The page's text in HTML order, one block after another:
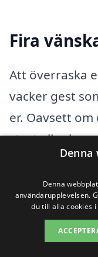
Fira
Att överraska
vacker gest
er. Oavsett
stort eller
dem, kan ett
att skicka en
blommor
dörren
uppskattning
Denna
användarupplevelsen.
du till alla cookies